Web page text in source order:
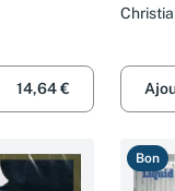
14,64 €
Bon